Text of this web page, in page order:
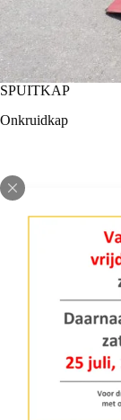
SPUITKAP
Onkruidkap